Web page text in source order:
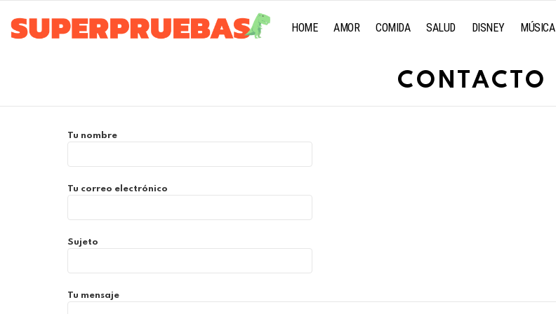
HOME AMOR COMIDA SALUD DISNEY MÚSICA
CONTACTO
Tu nombre
Tu correo electrónico
Sujeto
Tu mensaje